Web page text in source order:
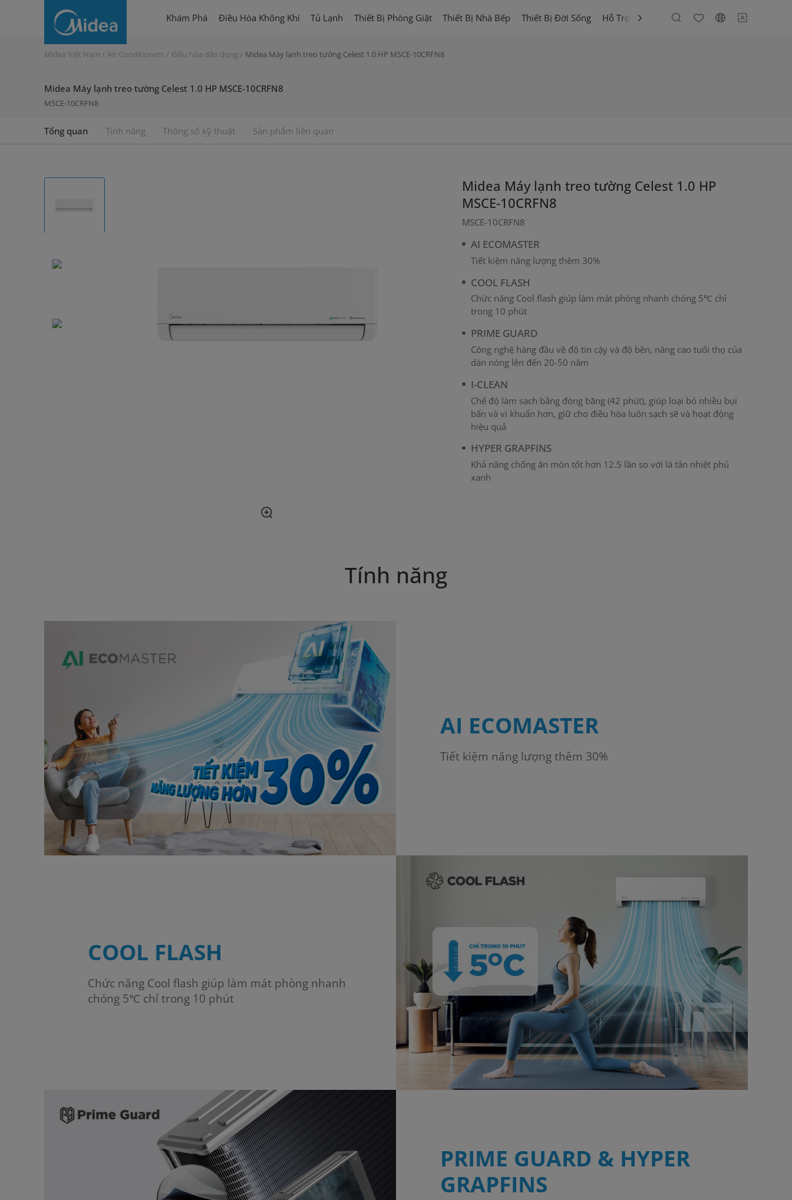
tường
MSCE-
10CRFN8
Khám Phá Điều Hòa Không Khí Tủ Lạnh Thiết Bị Phòng Giặt Thiết Bị Nhà Bếp Thiết Bị Đời Sống Hỗ Trợ Khách Hàng
Midea Việt Nam Air Conditioners Điều hòa dân dụng Midea Máy lạnh treo tường Celest 1.0 HP MSCE-10CRFN8
Midea Máy lạnh treo tường Celest 1.0 HP MSCE-10CRFN8
MSCE-10CRFN8
Tổng quan Tính năng Thông số kỹ thuật Sản phẩm liên quan
Midea Máy lạnh treo tường Celest 1.0 HP
MSCE-10CRFN8
MSCE-10CRFN8
AI ECOMASTER
Tiết kiệm năng lượng thêm 30%
COOL FLASH
Chức năng Cool flash giúp làm mát phòng nhanh chóng 5℃ chỉ
trong 10 phút
PRIME GUARD
Công nghệ hàng đầu về độ tin cậy và độ bền, nâng cao tuổi thọ của
dàn nóng lên đến 20-50 năm
I-CLEAN
Chế độ làm sạch bằng đóng băng (42 phút), giúp loại bỏ nhiều bụi
bẩn và vi khuẩn hơn, giữ cho điều hòa luôn sạch sẽ và hoạt động
hiệu quả
HYPER GRAPFINS
Khả năng chống ăn mòn tốt hơn 12.5 lần so với lá tản nhiệt phủ
xanh
Tính năng
AI ECOMASTER
Tiết kiệm năng lượng thêm 30%
COOL FLASH
Chức năng Cool flash giúp làm mát phòng nhanh
chóng 5℃ chỉ trong 10 phút
PRIME GUARD & HYPER
GRAPFINS